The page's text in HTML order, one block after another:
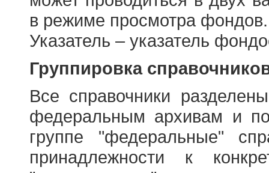
в режиме просмотра фондов.
Указатель – указатель
Группировка
Все справочники
федеральным архивам и
группе "федеральные"
принадлежности к